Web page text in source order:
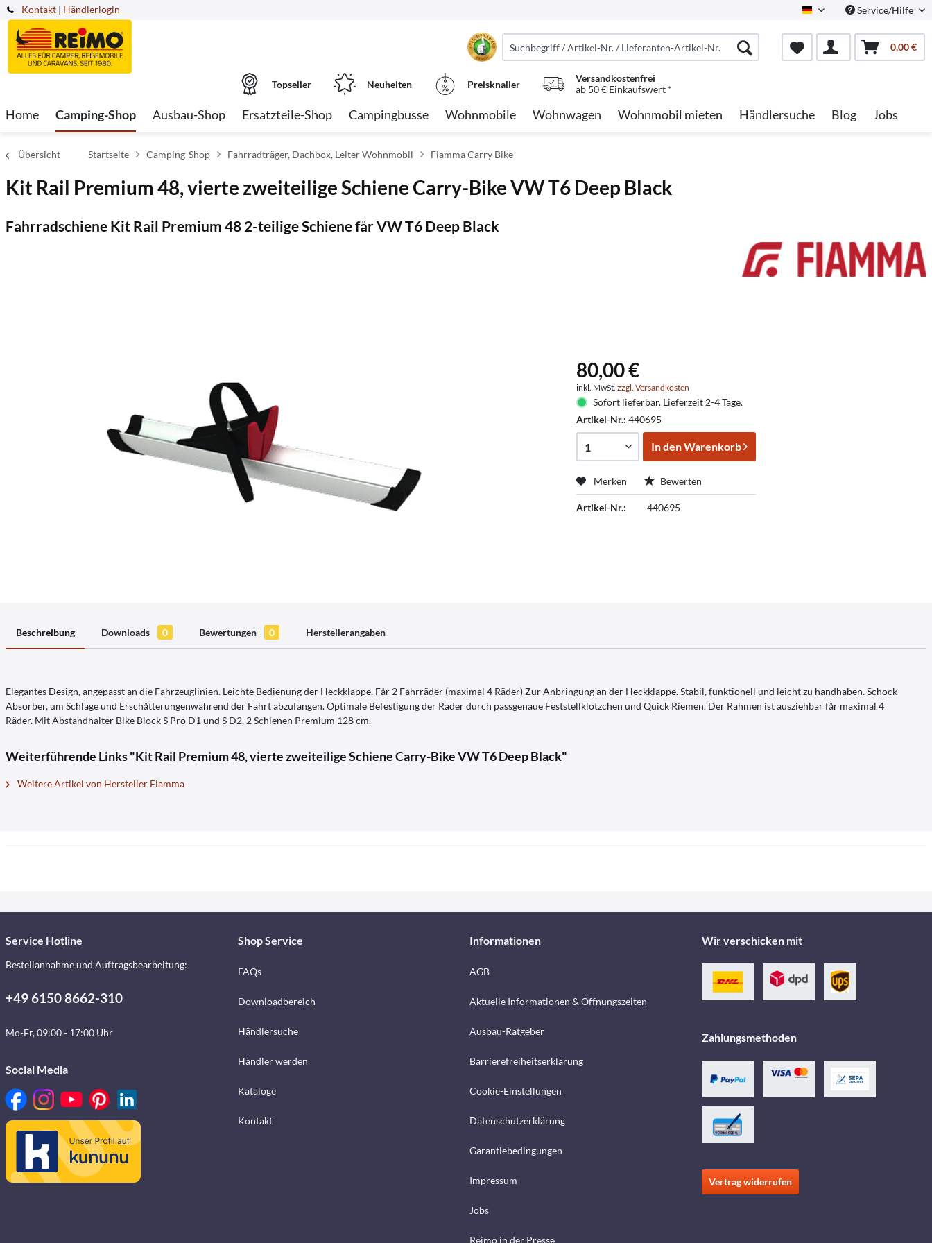
Kontakt German Service/Hilfe
| Händlerlogin
0,00 €
Topseller Neuheiten Preisknaller
Versandkostenfrei
ab 50 € Einkaufswert *
Home Camping-Shop Ausbau-Shop Ersatzteile-Shop Campingbusse Wohnmobile Wohnwagen Wohnmobil mieten Händlersuche Blog Jobs
Übersicht Startseite Camping-Shop Fahrradträger, Dachbox, Leiter Wohnmobil Fiamma Carry Bike
Kit Rail Premium 48, vierte zweiteilige Schiene Carry-Bike VW T6 Deep Black
Fahrradschiene Kit Rail Premium 48 2-teilige Schiene får VW T6 Deep Black
80,00 €
inkl. MwSt.zzgl. Versandkosten
Sofort lieferbar. Lieferzeit 2-4 Tage.
Artikel-Nr.:440695
In denWarenkorb
Merken Bewerten
Artikel-Nr.: 440695
Beschreibung Downloads 0 Bewertungen 0 Herstellerangaben
Elegantes Design, angepasst an die Fahrzeuglinien. Leichte Bedienung der Heckklappe. Får 2 Fahrräder (maximal 4 Räder) Zur Anbringung an der Heckklappe. Stabil, funktionell und leicht zu handhaben. Schock
Absorber, um Schläge und Erschåtterungenwährend der Fahrt abzufangen. Optimale Befestigung der Räder durch passgenaue Feststellklötzchen und Quick Riemen. Der Rahmen ist ausziehbar får maximal 4
Räder. Mit Abstandhalter Bike Block S Pro D1 und S D2, 2 Schienen Premium 128 cm.
Weiterführende Links "Kit Rail Premium 48, vierte zweiteilige Schiene Carry-Bike VW T6 Deep Black"
Weitere Artikel von Hersteller Fiamma
Service Hotline
Bestellannahme und Auftragsbearbeitung:
+49 6150 8662-310
Mo-Fr, 09:00 - 17:00 Uhr
Social Media
Shop Service
FAQs
Downloadbereich
Händlersuche
Händler werden
Kataloge
Kontakt
Informationen
AGB
Aktuelle Informationen & Öffnungszeiten
Ausbau-Ratgeber
Barrierefreiheitserklärung
Cookie-Einstellungen
Datenschutzerklärung
Garantiebedingungen
Impressum
Jobs
Reimo in der Presse
Wir verschicken mit
Zahlungsmethoden
Vertrag widerrufen